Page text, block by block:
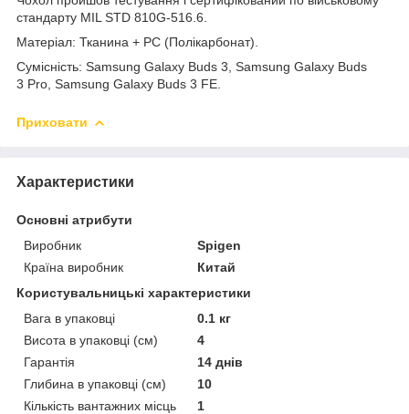
стандарту MIL STD 810G-516.6.
Матеріал: Тканина + PC (Полікарбонат).
Сумісність: Samsung Galaxy Buds 3, Samsung Galaxy Buds
3 Pro, Samsung Galaxy Buds 3 FE.
Приховати
Характеристики
Основні атрибути
Виробник
Spigen
Країна виробник
Китай
Користувальницькі характеристики
Вага в упаковці
0.1 кг
Висота в упаковці (см)
4
Гарантія
14 днів
Глибина в упаковці (см)
10
Кількість вантажних місць
1